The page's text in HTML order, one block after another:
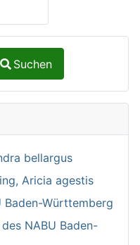
results.
Suchen
bellargus
Aricia agestis
Baden-Württemberg
NABU Baden-